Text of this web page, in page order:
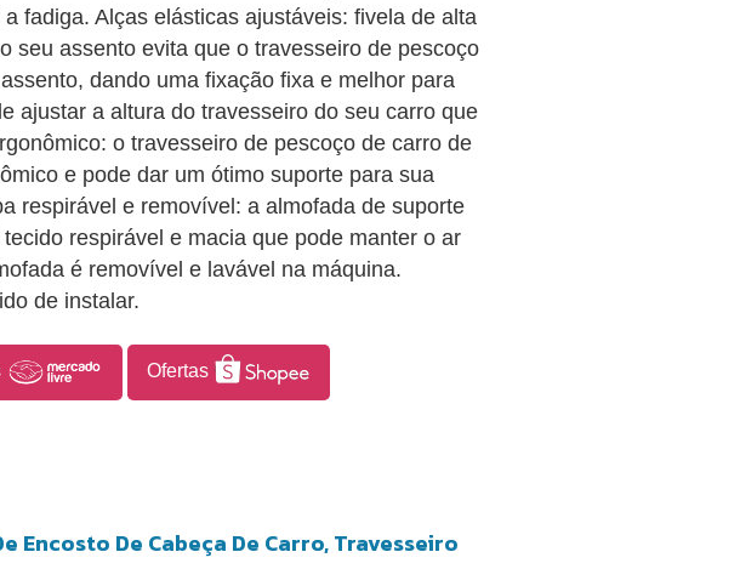
fadiga. Alças elásticas ajustáveis: fivela de alta
seu assento evita que o travesseiro de pescoço
dando uma fixação fixa e melhor para
ajustar a altura do travesseiro do seu carro que
o travesseiro de pescoço de carro de
e pode dar um ótimo suporte para sua
respirável e removível: a almofada de suporte
respirável e macia que pode manter o ar
é removível e lavável na máquina.
de instalar.
Ofertas
Encosto De Cabeça De Carro, Travesseiro